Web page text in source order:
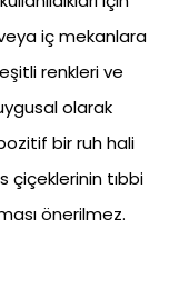
iç mekanlara
renkleri ve
olarak
bir ruh hali
çiçeklerinin tıbbi
önerilmez.